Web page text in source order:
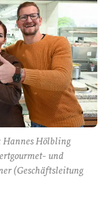
Hannes Hölbling
und
(Geschäftsleitung